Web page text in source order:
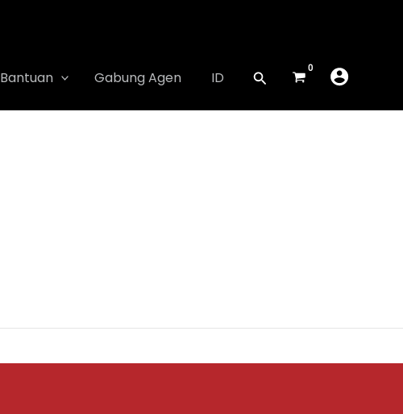
Bantuan Gabung Agen ID